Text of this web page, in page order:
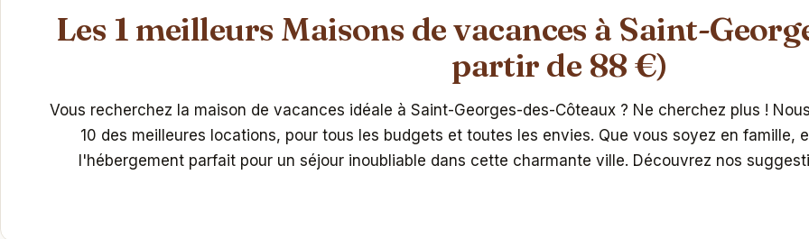
Les 1 meilleurs Maisons de vacances à Saint-
partir de 88 €)
Vous recherchez la maison de vacances idéale à Saint-Georges-des-Côteaux ? Ne cherchez plus !
10 des meilleures locations, pour tous les budgets et toutes les envies. Que vous soyez en famille,
l'hébergement parfait pour un séjour inoubliable dans cette charmante ville. Découvrez nos